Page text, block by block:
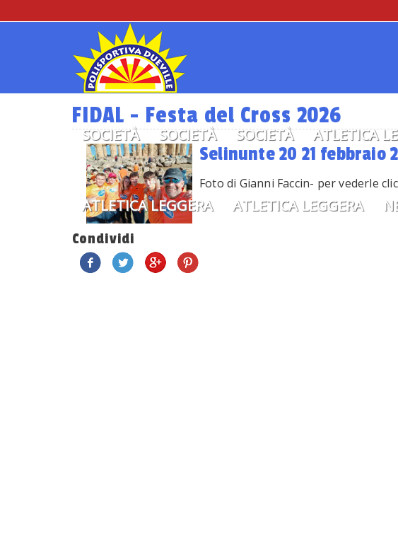
SOCIETÀ SOCIETÀ SOCIETÀ ATLETICA
ATLETICA LEGGERA ATLETICA LEGGERA
FIDAL - Festa del Cross 2026
Selinunte 20 21 febbraio
Foto di Gianni Faccin- per vederle
Condividi